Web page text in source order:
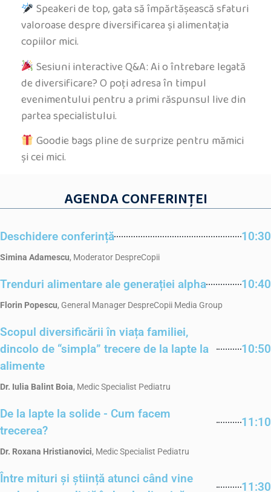
Speakeri de top, gata să împărtășească sfaturi
valoroase despre diversificarea și alimentația
copiilor mici.
Sesiuni interactive Q&A: Ai o întrebare legată
de diversificare? O poți adresa în timpul
evenimentului pentru a primi răspunsul live din
partea specialistului.
Goodie bags pline de surprize pentru mămici
și cei mici.
AGENDA CONFERINŢEI
Deschidere conferință 10:30
Simina Adamescu, Moderator DespreCopii
Trenduri alimentare ale generației alpha 10:40
Florin Popescu, General Manager DespreCopii Media Group
Scopul diversificării în viața familiei,
dincolo de “simpla” trecere de la lapte la
alimente
10:50
Dr. Iulia Balint Boia, Medic Specialist Pediatru
De la lapte la solide - Cum facem
trecerea?
11:10
Dr. Roxana Hristianovici, Medic Specialist Pediatru
Între mituri și știință atunci când vine
11:30